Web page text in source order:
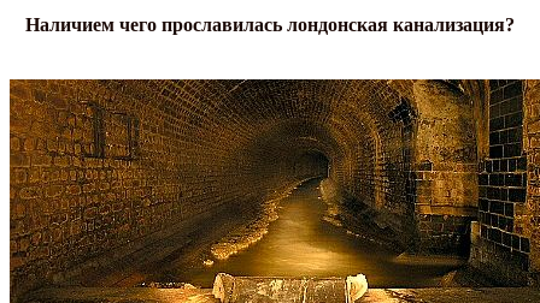
Наличием чего прославилась лондонская канализация?